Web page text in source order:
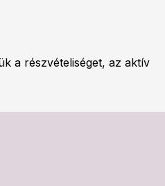
a részvételiséget, az aktív